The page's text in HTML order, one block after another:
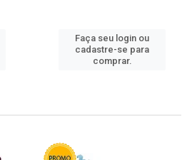
Faça seu login ou
cadastre-se para
comprar.